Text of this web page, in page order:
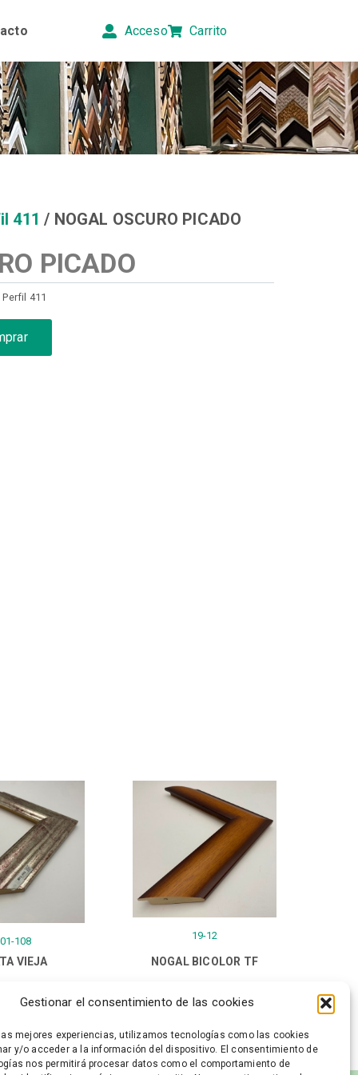
Gestionar el consentimiento de las cookies
mejores experiencias, utilizamos tecnologías como las cookies
y/o acceder a la información del dispositivo. El consentimiento de
nos permitirá procesar datos como el comportamiento de
Acceso Carrito
411 / NOGAL OSCURO PICADO
PICADO
Perfil 411
108
VIEJA
19-12
NOGAL BICOLOR TF